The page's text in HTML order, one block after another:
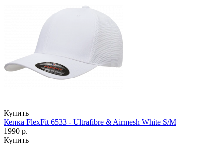
Купить
Кепка FlexFit 6533 - Ultrafibre & Airmesh White S/M
1990 р.
Купить